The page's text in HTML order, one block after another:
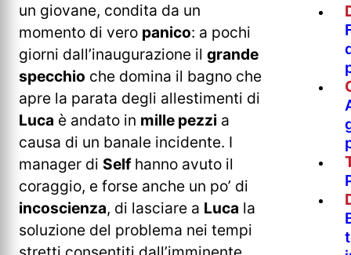
un giovane, condita da un
momento di vero panico: a pochi
giorni dall’inaugurazione il grande
specchio che domina il bagno che
apre la parata degli allestimenti di
Luca è andato in mille pezzi a
causa di un banale incidente. I
manager di Selfhanno avuto il
coraggio, e forse anche un po’ di
incoscienza, di lasciare a Luca la
soluzione del problema nei tempi